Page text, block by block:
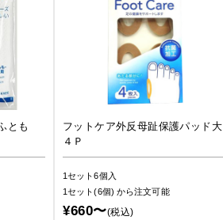
とも
フットケア外反母趾保護パッド大
４Ｐ
1セット6個入
1セット(6個) から注文可能
¥660〜(税込)